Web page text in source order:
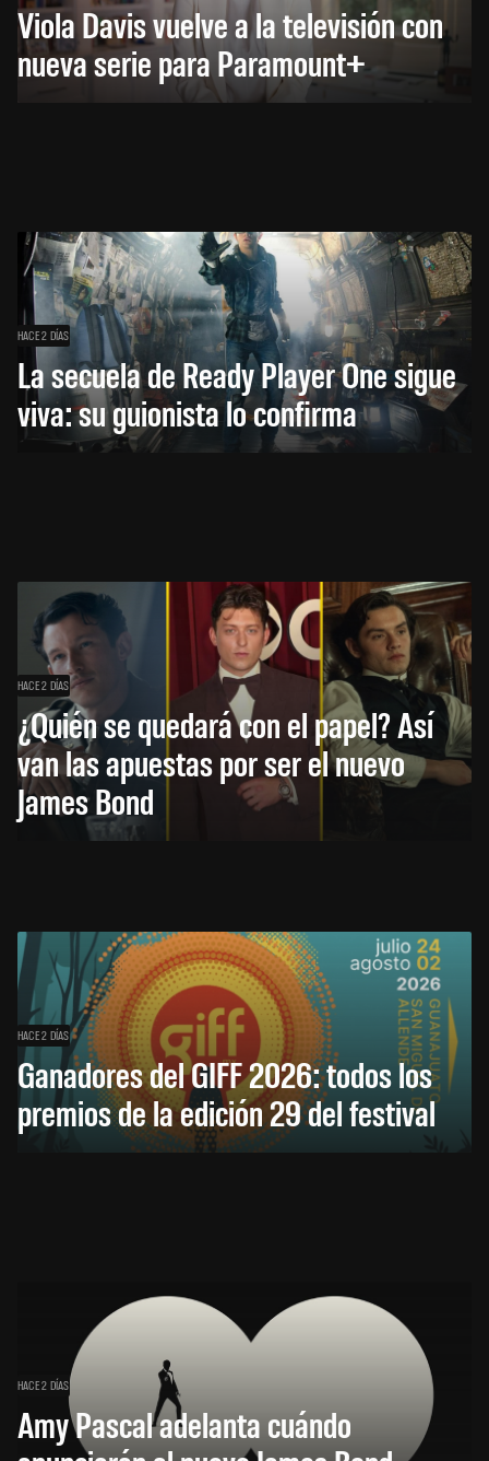
Viola Davis vuelve a la televisión con
nueva serie para Paramount+
HACE 2 DÍAS
La secuela de Ready Player One sigue
viva: su guionista lo confirma
HACE 2 DÍAS
¿Quién se quedará con el papel? Así
van las apuestas por ser el nuevo
James Bond
HACE 2 DÍAS
Ganadores del GIFF 2026: todos los
premios de la edición 29 del festival
HACE 2 DÍAS
Amy Pascal adelanta cuándo